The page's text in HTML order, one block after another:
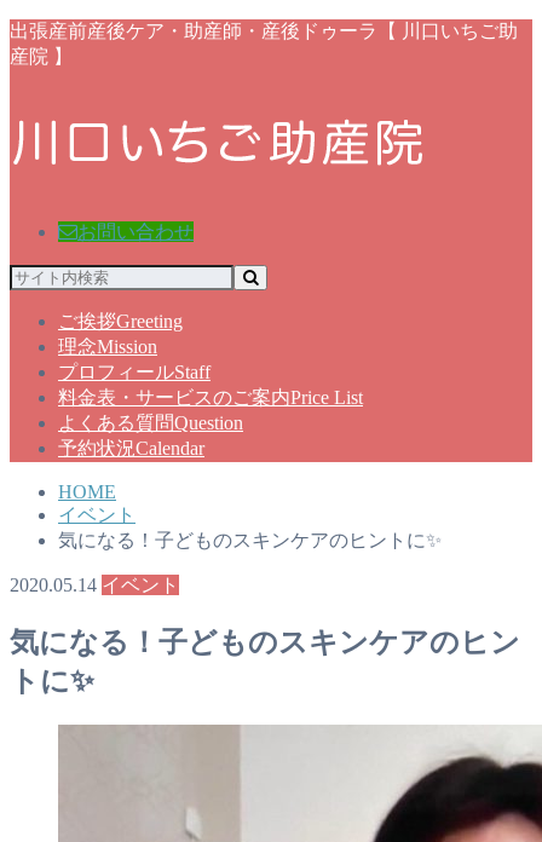
出張産前産後ケア・助産師・産後ドゥーラ【 川口いちご助
産院 】
お問い合わせ
ご挨拶Greeting
理念Mission
プロフィールStaff
料金表・サービスのご案内Price List
よくある質問Question
予約状況Calendar
HOME
イベント
気になる！子どものスキンケアのヒントに✨
2020.05.14 イベント
気になる！子どものスキンケアのヒン
トに✨